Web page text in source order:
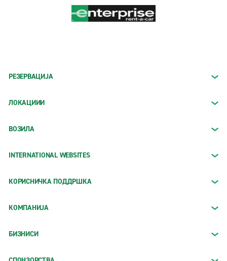
РЕЗЕРВАЦИЈА
ЛОКАЦИИИ
ВОЗИЛА
INTERNATIONAL WEBSITES
КОРИСНИЧКА ПОДДРШКА
КОМПАНИЈА
БИЗНИСИ